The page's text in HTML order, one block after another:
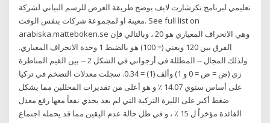
تعليمي لبرنامج تكرشارت لايف يوضح طريقة العرض للرسم البياني لشركة
معينة او لمجموعة شركات بنفس الوقت. See full list on
arabiska.matteboken.se وهي الانحراف المعياري هو 20 ، وبالتالي فإن
الفرق بين 120 ويعني (= 100) هو بالضبط 1 وحدة الانحراف المعياري.
ولذلك المجال -- المظللة في أرجواني في الشكل 2 -- بين القيم المناظرة
زي (ض = ض = 0 و 1) وألف (1) = 0.34. سجلت معدلات التضخم في تركيا
على أساس سنوي 14.07 ٪ و هو أعلى من تقديرات المحللين مما يشكل
ضغط أكبر على الليرة التركية التي لم يعد يجدي نفعاً معها رفع معدل
الفائدة مؤخراً ل 15 ٪ ، و في ظل حالة عدم اليقين مما قد يحمله اجتماع